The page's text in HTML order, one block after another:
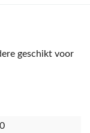
geschikt voor